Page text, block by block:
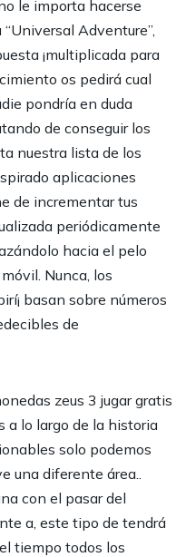
le importa hacerse
Adventure”,
¡multiplicada para
os pedirá cual
pondrí­a en duda
de conseguir los
nuestra lista de los
aplicaciones
de incrementar tus
periódicamente
hacia el pelo
Nunca, los
basan sobre números
de
a lo largo de la historia
solo podemos
una diferente área..
con el pasar del
a, este tipo de tendrá
tiempo todos los